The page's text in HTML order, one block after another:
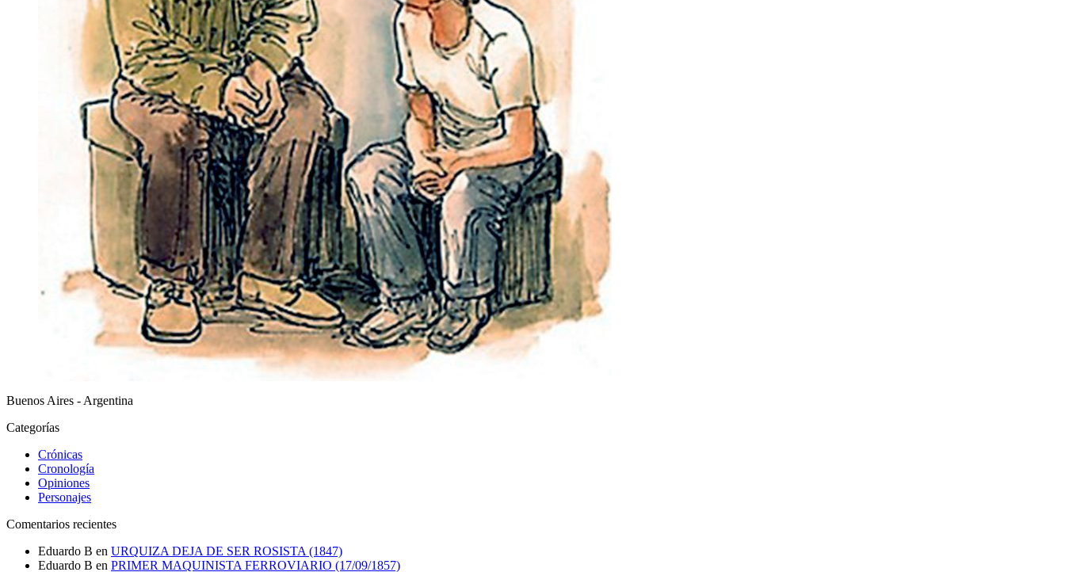
Buenos Aires - Argentina
Categorías
Crónicas
Cronología
Opiniones
Personajes
Comentarios recientes
Eduardo B en URQUIZA DEJA DE SER ROSISTA (1847)
Eduardo B en PRIMER MAQUINISTA FERROVIARIO (17/09/1857)